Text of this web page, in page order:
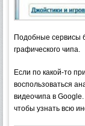
Подобные сервисы
графического чипа.
Если по какой-то
воспользоваться
видеочипа в
чтобы узнать всю